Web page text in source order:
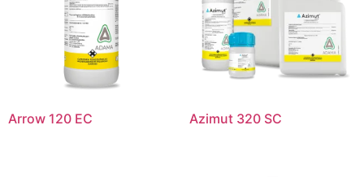
Arrow 120 EC Azimut 320 SC